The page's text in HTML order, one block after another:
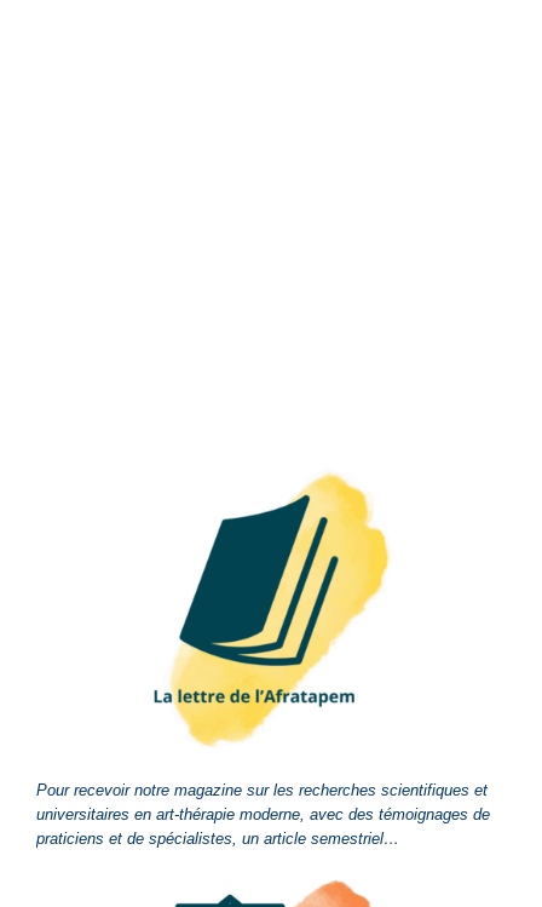
Pour recevoir notre magazine sur les recherches scientifiques et
universitaires en art-thérapie moderne, avec des témoignages de
praticiens et de spécialistes, un article semestriel…